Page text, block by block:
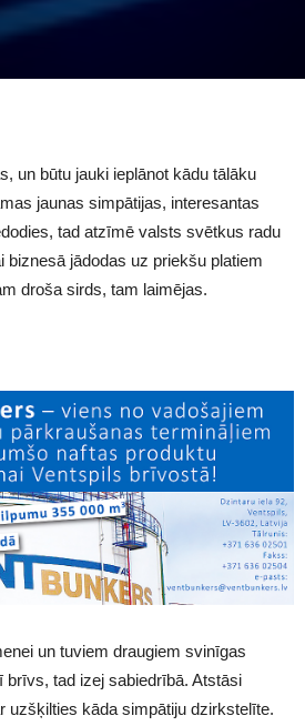
un būtu jauki ieplānot kādu tālāku
jaunas simpātijas, interesantas
tad atzīmē valsts svētkus radu
biznesā jādodas uz priekšu platiem
droša sirds, tam laimējas.
un tuviem draugiem svinīgas
brīvs, tad izej sabiedrībā. Atstāsi
uzšķilties kāda simpātiju dzirkstelīte.